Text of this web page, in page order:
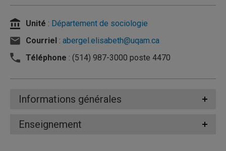
Unité : Département de sociologie
Courriel : abergel.elisabeth@uqam.ca
Téléphone : (514) 987-3000 poste 4470
Informations générales
Enseignement